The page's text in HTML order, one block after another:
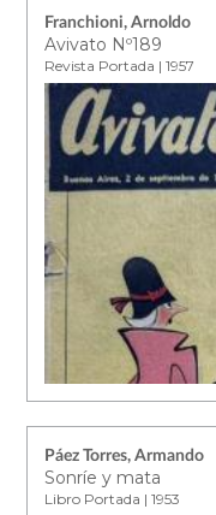
Franchioni, Arnoldo
Avivato Nº189
Revista Portada | 1957
Páez Torres, Armando
Sonríe y mata
Libro Portada | 1953